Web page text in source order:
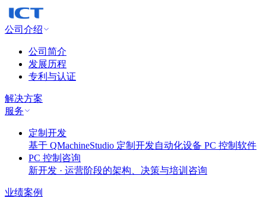
公司介绍
公司简介
发展历程
专利与认证
解决方案
服务
定制开发
基于 QMachineStudio 定制开发自动化设备 PC 控制软件
PC 控制咨询
新开发 · 运营阶段的架构、决策与培训咨询
业绩案例